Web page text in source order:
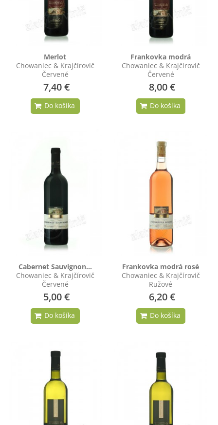
Merlot
Chowaniec & Krajčírovič
Červené
7,40 €
Frankovka modrá
Chowaniec & Krajčírovič
Červené
8,00 €
Cabernet Sauvignon...
Chowaniec & Krajčírovič
Červené
5,00 €
Frankovka modrá rosé
Chowaniec & Krajčírovič
Ružové
6,20 €